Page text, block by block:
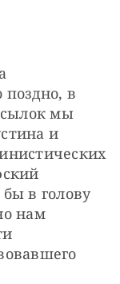
поздно, в
мы
и
в голову
нам